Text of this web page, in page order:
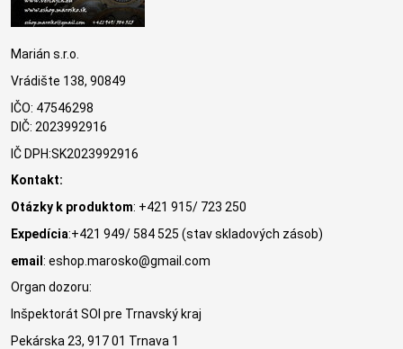
Marián s.r.o.
Vrádište 138, 90849
IČO: 47546298
DIČ: 2023992916
IČ DPH:SK2023992916
Kontakt:
Otázky k produktom: +421 915/ 723 250
Expedícia:+421 949/ 584 525 (stav skladových zásob)
email: eshop.marosko@gmail.com
Organ dozoru:
Inšpektorát SOI pre Trnavský kraj
Pekárska 23, 917 01 Trnava 1